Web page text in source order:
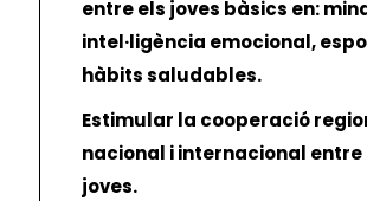
entre els joves bàsics en:
intel·ligència emocional,
hàbits saludables.
Estimular la cooperació
nacional i internacional entre
joves.